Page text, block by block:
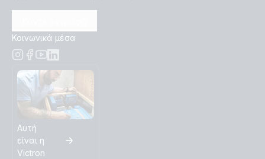
Κοινωνικά μέσα
Αυτή
είναι η
Victron